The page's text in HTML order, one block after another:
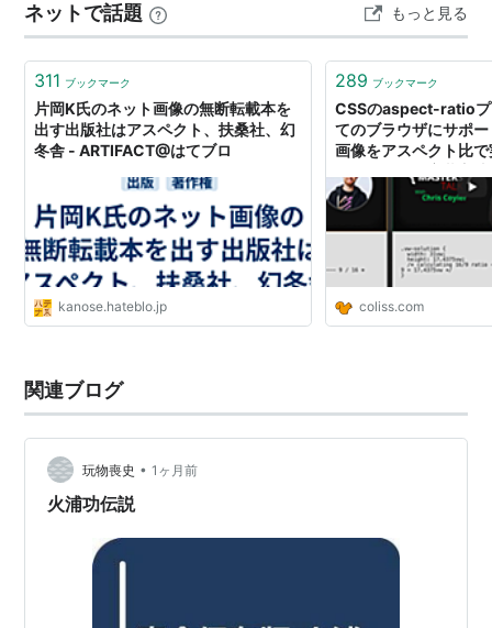
ネットで話題 もっと見る
311 ブックマーク
片岡K氏のネット画像の無断転載本を
出す出版社はアスペクト、扶桑社、幻
冬舎 - ARTIFACT@はてブロ
kanose.hateblo.jp
289 ブックマーク
CSSのaspect-ratioプ
てのブラウザにサポ
画像をアスペクト比
coliss.com
関連ブログ
玩物喪史 • 1ヶ月前
火浦功伝説